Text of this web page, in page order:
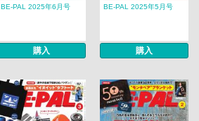
BE-PAL 2025年6月号
購入
BE-PAL 2025年5月号
購入